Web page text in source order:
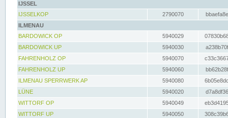
IJSSEL
IJSSELKOP
2790070
ILMENAU
BARDOWICK OP
5940029
BARDOWICK UP
5940030
FAHRENHOLZ OP
5940070
FAHRENHOLZ UP
5940060
ILMENAU SPERRWERK AP
5940080
LÜNE
5940020
WITTORF OP
5940049
WITTORF UP
5940050